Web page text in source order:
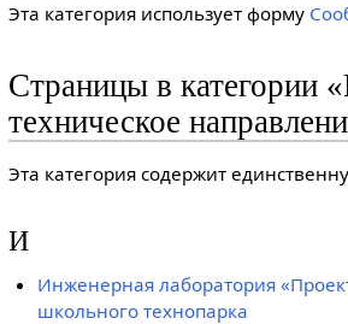
Эта категория использует форму
Страницы в категории
техническое
Эта категория содержит
И
Инженерная лаборатория
школьного технопарка